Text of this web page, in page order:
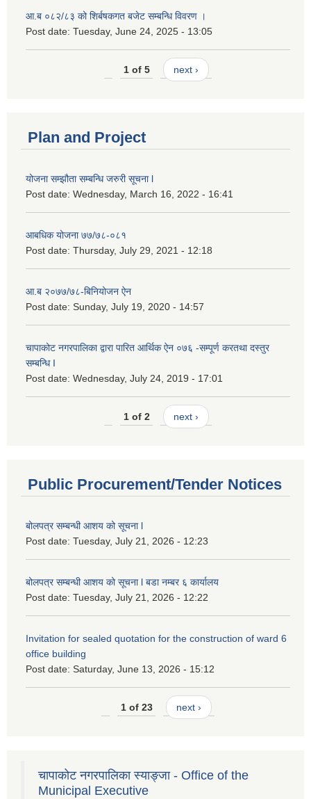
आ.ब ०८२/८३ को शिर्बषकगत बजेट सम्बन्धि विवरण ।
Post date: Tuesday, June 24, 2025 - 13:05
1 of 5 next ›
Plan and Project
योजना सम्झौता सम्बन्धि जरुरी सूचना l
Post date: Wednesday, March 16, 2022 - 16:41
आबधिक योजना ७७/७८-०८१
Post date: Thursday, July 29, 2021 - 12:18
आ.ब २०७७/७८-बिनियोजन ऐन
Post date: Sunday, July 19, 2020 - 14:57
चापाकोट नगरपालिका द्वारा पारित आर्थिक ऐन ०७६ -सम्पूर्ण करतथा दस्तुर
सम्बन्धि I
Post date: Wednesday, July 24, 2019 - 17:01
1 of 2 next ›
Public Procurement/Tender Notices
बोलपत्र सम्बन्धी आशय को सूचना l
Post date: Tuesday, July 21, 2026 - 12:23
बोलपत्र सम्बन्धी आशय को सूचना l बडा नम्बर ६ कार्यालय
Post date: Tuesday, July 21, 2026 - 12:22
Invitation for sealed quotation for the construction of ward 6
office building
Post date: Saturday, June 13, 2026 - 15:12
1 of 23 next ›
चापाकोट नगरपालिका स्याङ्जा - Office of the
Municipal Executive